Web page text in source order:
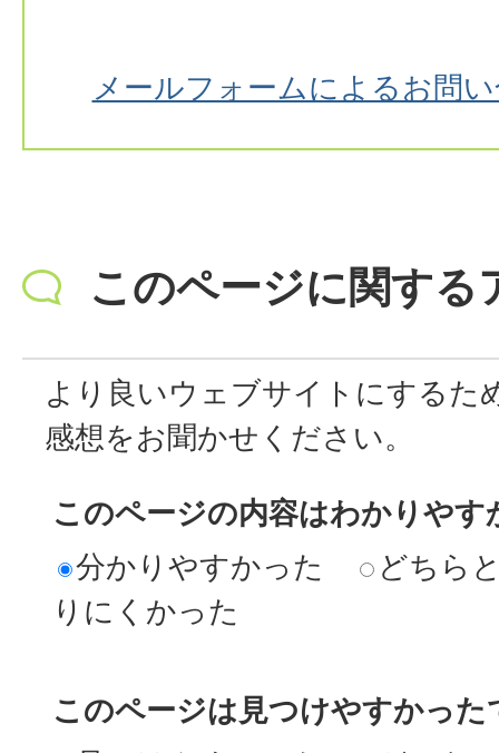
メールフォームによるお問
このページに関する
より良いウェブサイトにするた
感想をお聞かせください。
このページの内容はわかりやす
分かりやすかった
どちら
りにくかった
このページは見つけやすかった